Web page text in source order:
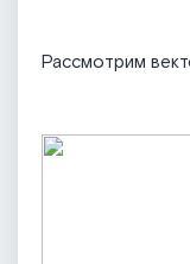
Рассмотрим